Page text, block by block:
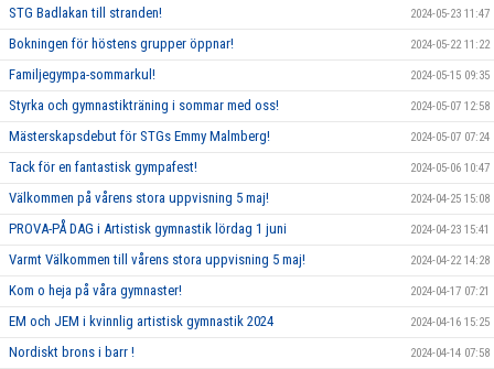
STG Badlakan till stranden! 2024-05-23 11:47
Bokningen för höstens grupper öppnar! 2024-05-22 11:22
Familjegympa-sommarkul! 2024-05-15 09:35
Styrka och gymnastikträning i sommar med oss! 2024-05-07 12:58
Mästerskapsdebut för STGs Emmy Malmberg! 2024-05-07 07:24
Tack för en fantastisk gympafest! 2024-05-06 10:47
Välkommen på vårens stora uppvisning 5 maj! 2024-04-25 15:08
PROVA-PÅ DAG i Artistisk gymnastik lördag 1 juni 2024-04-23 15:41
Varmt Välkommen till vårens stora uppvisning 5 maj! 2024-04-22 14:28
Kom o heja på våra gymnaster! 2024-04-17 07:21
EM och JEM i kvinnlig artistisk gymnastik 2024 2024-04-16 15:25
Nordiskt brons i barr ! 2024-04-14 07:58